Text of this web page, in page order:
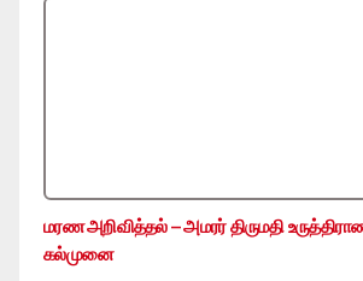
மரண அறிவித்தல் – அமரர் திருமதி
கல்முனை